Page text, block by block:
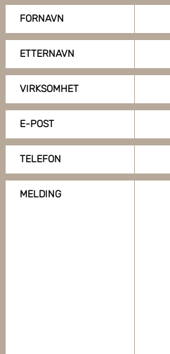
FORNAVN
ETTERNAVN
VIRKSOMHET
E-POST
TELEFON
MELDING